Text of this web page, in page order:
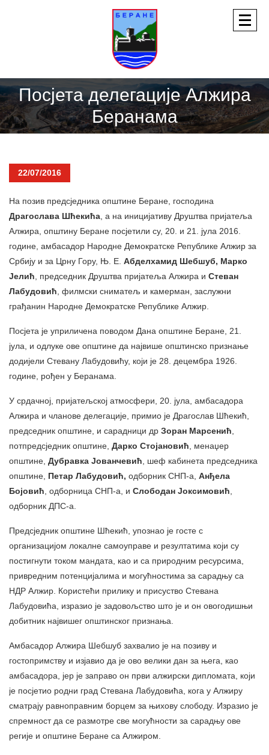
Посјета делегације Алжира
Беранама
22/07/2016
На позив предсjедника општине Беране, господина
Драгослава Шћекића, а на иницијативу Друштва пријатеља
Алжира, општину Беране посjетили су, 20. и 21. јула 2016.
године, амбасадор Народне Демократске Републике Алжир за
Србију и за Црну Гору, Њ. Е. Абделхамид Шебшуб, Марко
Јелић, председник Друштва пријатеља Алжира и Стеван
Лабудовић, филмски сниматељ и камерман, заслужни
грађанин Народне Демократске Републике Алжир.
Посjета је уприличена поводом Дана општине Беране, 21.
јула, и одлуке ове општине да највише општинско признање
додијели Стевану Лабудовићу, који је 28. децембра 1926.
године, рођен у Беранама.
У срдачној, пријатељској атмосфери, 20. јула, амбасадора
Алжира и чланове делегације, примио је Драгослав Шћекић,
председник општине, и сарадници др Зоран Марсенић,
потпредсједник општине, Дарко Стојановић, менаџер
општине, Дубравка Јованчевић, шеф кабинета председника
општине, Петар Лабудовић, одборник СНП-а, Анђела
Бојовић, одборница СНП-а, и Слободан Јоксимовић,
одборник ДПС-а.
Предсједник општине Шћекић, упознао је госте с
организацијом локалне самоуправе и резултатима који су
постигнути током мандата, као и са природним ресурсима,
привредним потенцијалима и могућностима за сарадњу са
НДР Алжир. Користећи прилику и присуство Стевана
Лабудовића, изразио је задовољство што је и он овогодишњи
добитник највишег општинског признања.
Амбасадор Алжира Шебшуб захвалио је на позиву и
гостопримству и изјавио да је ово велики дан за њега, као
амбасадора, јер је заправо он први алжирски дипломата, који
је посјетио родни град Стевана Лабудовића, кога у Алжиру
сматрају равноправним борцем за њихову слободу. Изразио је
спремност да се размотре све могућности за сарадњу ове
регије и општине Беране са Алжиром.